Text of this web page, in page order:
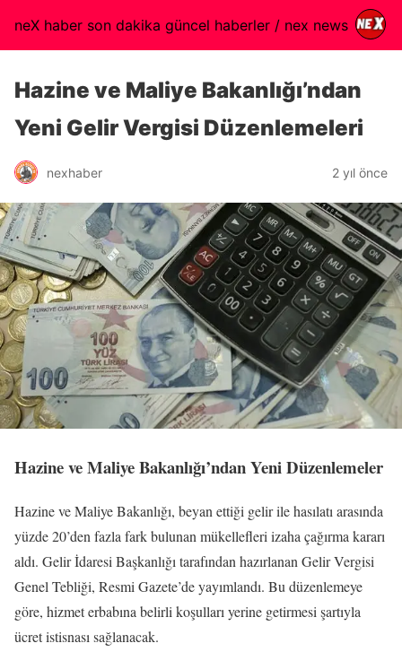
neX haber son dakika güncel haberler / nex news
Hazine ve Maliye Bakanlığı’ndan
Yeni Gelir Vergisi Düzenlemeleri
nexhaber 2 yıl önce
Hazine ve Maliye Bakanlığı’ndan Yeni Düzenlemeler
Hazine ve Maliye Bakanlığı, beyan ettiği gelir ile hasılatı arasında
yüzde 20’den fazla fark bulunan mükellefleri izaha çağırma kararı
aldı. Gelir İdaresi Başkanlığı tarafından hazırlanan Gelir Vergisi
Genel Tebliği, Resmi Gazete’de yayımlandı. Bu düzenlemeye
göre, hizmet erbabına belirli koşulları yerine getirmesi şartıyla
ücret istisnası sağlanacak.